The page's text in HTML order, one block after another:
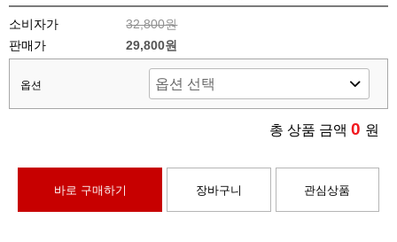
소비자가
32,800원
판매가
29,800원
옵션
총 상품 금액 0 원
바로 구매하기 장바구니 관심상품